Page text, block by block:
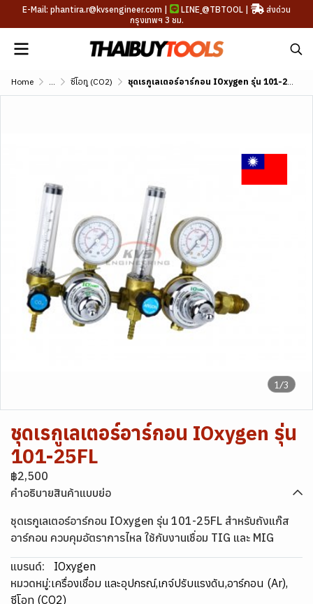
E-Mail: phantira.r@kvsengineer.com | LINE @TBTOOL |
ส่งด่วน
กรุงเทพฯ 3 ชม.
Home ... ซีโอทู (CO2) ชุดเรกูเลเตอร์อาร์กอน IOxygen รุ่น 101-25FL
1/3
ชุดเรกูเลเตอร์อาร์กอน IOxygen รุ่น
101-25FL
฿2,500
คำอธิบายสินค้าแบบย่อ
ชุดเรกูเลเตอร์อาร์กอน IOxygen รุ่น 101-25FL สำหรับถังแก๊ส
อาร์กอน ควบคุมอัตราการไหล ใช้กับงานเชื่อม TIG และ MIG
แบรนด์:
IOxygen
หมวดหมู่:เครื่องเชื่อม และอุปกรณ์,เกจ์ปรับแรงดัน,อาร์กอน (Ar),
ซีโอทู (CO2)